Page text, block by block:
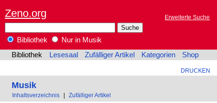
Zeno.org Erweiterte Suche
Bibliothek
Nur in Musik
Bibliothek
Lesesaal Zufälliger Artikel Kategorien Shop
DRUCKEN
Musik
Inhaltsverzeichnis Zufälliger Artikel